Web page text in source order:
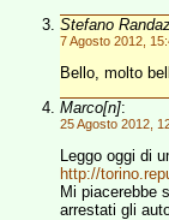
Stefano
7 Agosto 2012,
Bello, molto
Marco[n]:
25 Agosto 2012,
Leggo oggi di
http://
Mi piacerebbe
arrestati gli